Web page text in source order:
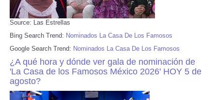
Source: Las Estrellas
Bing Search Trend: Nominados La Casa De Los Famosos
Google Search Trend: Nominados La Casa De Los Famosos
¿A qué hora y dónde ver gala de nominación de
'La Casa de los Famosos México 2026' HOY 5 de
agosto?